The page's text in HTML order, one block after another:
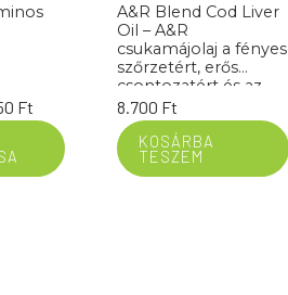
FtÁrtartomány:
9.250 Ft
A&R Blend Cod Liver
Oil – A&R
csukamájolaj a fényes
szőrzetért, erős
csontozatért és az
egészséges
ízületekért kutyáknak
és macskáknak 500
ml
8.700 Ft
KOSÁRBA
TESZEM